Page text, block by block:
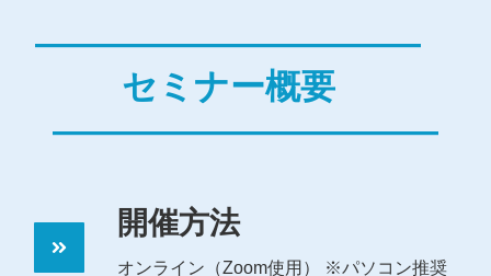
―――――――――――
セミナー概要
―――――――――――
開催方法
オンライン（Zoom使用） ※パソコン推奨